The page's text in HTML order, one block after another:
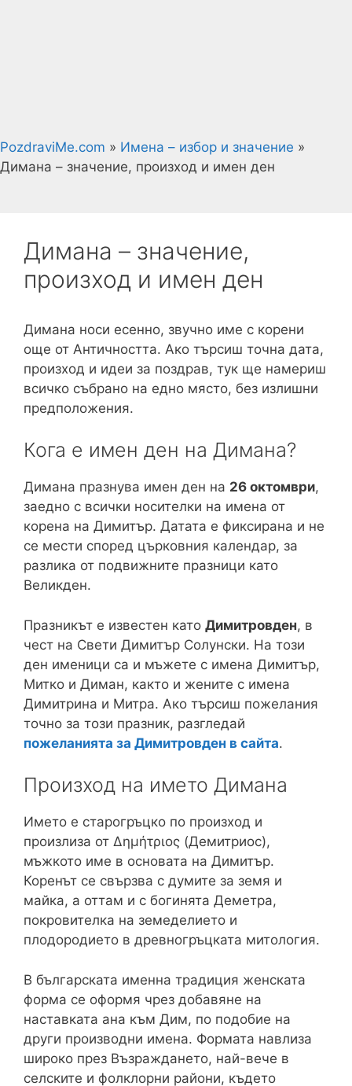
PozdraviMe.com » Имена – избор и значение »
Димана – значение, произход и имен ден
Димана – значение,
произход и имен ден
Димана носи есенно, звучно име с корени
още от Античността. Ако търсиш точна дата,
произход и идеи за поздрав, тук ще намериш
всичко събрано на едно място, без излишни
предположения.
Кога е имен ден на Димана?
Димана празнува имен ден на 26 октомври,
заедно с всички носителки на имена от
корена на Димитър. Датата е фиксирана и не
се мести според църковния календар, за
разлика от подвижните празници като
Великден.
Празникът е известен като Димитровден, в
чест на Свети Димитър Солунски. На този
ден именици са и мъжете с имена Димитър,
Митко и Диман, както и жените с имена
Димитрина и Митра. Ако търсиш пожелания
точно за този празник, разгледай
пожеланията за Димитровден в сайта.
Произход на името Димана
Името е старогръцко по произход и
произлиза от Δημήτριος (Демитриос),
мъжкото име в основата на Димитър.
Коренът се свързва с думите за земя и
майка, а оттам и с богинята Деметра,
покровителка на земеделието и
плодородието в древногръцката митология.
В българската именна традиция женската
форма се оформя чрез добавяне на
наставката ана към Дим, по подобие на
други производни имена. Формата навлиза
широко през Възраждането, най-вече в
селските и фолклорни райони, където